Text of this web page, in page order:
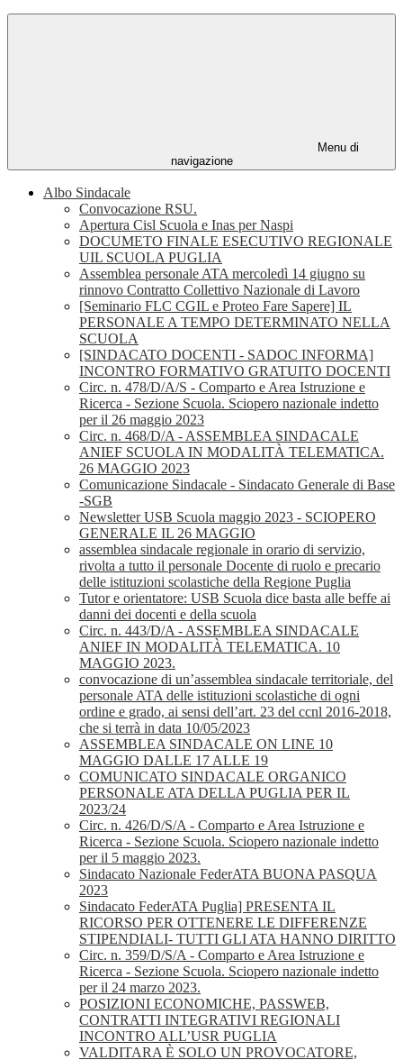
Menu di
navigazione
Albo Sindacale
Convocazione RSU.
Apertura Cisl Scuola e Inas per Naspi
DOCUMETO FINALE ESECUTIVO REGIONALE
UIL SCUOLA PUGLIA
Assemblea personale ATA mercoledì 14 giugno su
rinnovo Contratto Collettivo Nazionale di Lavoro
[Seminario FLC CGIL e Proteo Fare Sapere] IL
PERSONALE A TEMPO DETERMINATO NELLA
SCUOLA
[SINDACATO DOCENTI - SADOC INFORMA]
INCONTRO FORMATIVO GRATUITO DOCENTI
Circ. n. 478/D/A/S - Comparto e Area Istruzione e
Ricerca - Sezione Scuola. Sciopero nazionale indetto
per il 26 maggio 2023
Circ. n. 468/D/A - ASSEMBLEA SINDACALE
ANIEF SCUOLA IN MODALITÀ TELEMATICA.
26 MAGGIO 2023
Comunicazione Sindacale - Sindacato Generale di Base
-SGB
Newsletter USB Scuola maggio 2023 - SCIOPERO
GENERALE IL 26 MAGGIO
assemblea sindacale regionale in orario di servizio,
rivolta a tutto il personale Docente di ruolo e precario
delle istituzioni scolastiche della Regione Puglia
Tutor e orientatore: USB Scuola dice basta alle beffe ai
danni dei docenti e della scuola
Circ. n. 443/D/A - ASSEMBLEA SINDACALE
ANIEF IN MODALITÀ TELEMATICA. 10
MAGGIO 2023.
convocazione di un’assemblea sindacale territoriale, del
personale ATA delle istituzioni scolastiche di ogni
ordine e grado, ai sensi dell’art. 23 del ccnl 2016-2018,
che si terrà in data 10/05/2023
ASSEMBLEA SINDACALE ON LINE 10
MAGGIO DALLE 17 ALLE 19
COMUNICATO SINDACALE ORGANICO
PERSONALE ATA DELLA PUGLIA PER IL
2023/24
Circ. n. 426/D/S/A - Comparto e Area Istruzione e
Ricerca - Sezione Scuola. Sciopero nazionale indetto
per il 5 maggio 2023.
Sindacato Nazionale FederATA BUONA PASQUA
2023
Sindacato FederATA Puglia] PRESENTA IL
RICORSO PER OTTENERE LE DIFFERENZE
STIPENDIALI- TUTTI GLI ATA HANNO DIRITTO
Circ. n. 359/D/S/A - Comparto e Area Istruzione e
Ricerca - Sezione Scuola. Sciopero nazionale indetto
per il 24 marzo 2023.
POSIZIONI ECONOMICHE, PASSWEB,
CONTRATTI INTEGRATIVI REGIONALI
INCONTRO ALL’USR PUGLIA
VALDITARA È SOLO UN PROVOCATORE,